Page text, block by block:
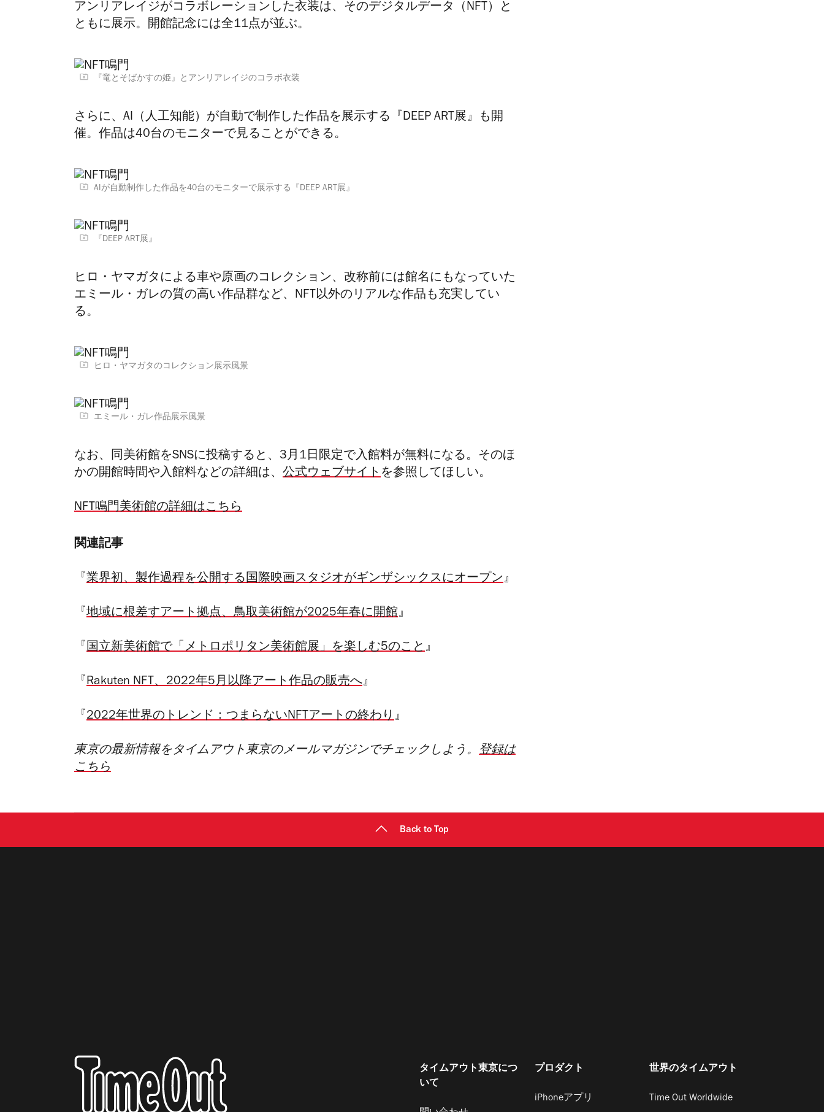
アンリアレイジがコラボレーションした衣装は、そのデジタルデータ（NFT）と
ともに展示。開館記念には全11点が並ぶ。
『竜とそばかすの姫』とアンリアレイジのコラボ衣装
さらに、AI（人工知能）が自動で制作した作品を展示する『DEEP ART展』も開
催。作品は40台のモニターで見ることができる。
AIが自動制作した作品を40台のモニターで展示する『DEEP ART展』
『DEEP ART展』
ヒロ・ヤマガタによる車や原画のコレクション、改称前には館名にもなっていた
エミール・ガレの質の高い作品群など、NFT以外のリアルな作品も充実してい
る。
ヒロ・ヤマガタのコレクション展示風景
エミール・ガレ作品展示風景
なお、同美術館をSNSに投稿すると、 3月1日限定で入館料が無料になる。そのほ
かの開館時間や入館料などの詳細は、 公式ウェブサイトを参照してほしい。
NFT鳴門美術館の詳細はこちら
関連記事
『 業界初、製作過程を公開する国際映画スタジオがギンザシックスにオープン』
『 地域に根差すアート拠点、鳥取美術館が2025年春に開館』
『 国立新美術館で「メトロポリタン美術館展」を楽しむ5のこと』
『 Rakuten NFT、2022年5月以降アート作品の販売へ』
『 2022年世界のトレンド：つまらないNFTアートの終わり』
東京の最新情報をタイムアウト東京のメールマガジンでチェックしよう。 登録は
こちら
Back to Top
タイムアウト東京につ
いて
プロダクト
iPhoneアプリ
世界のタイムアウト
Time Out Worldwide